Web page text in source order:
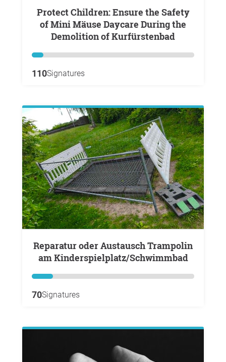
Protect Children: Ensure the Safety
of Mini Mäuse Daycare During the
Demolition of Kurfürstenbad
110Signatures
Reparatur oder Austausch Trampolin
am Kinderspielplatz/Schwimmbad
70Signatures